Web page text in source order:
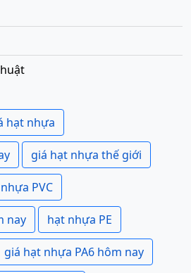
hạt nhựa
giá hạt nhựa thế giới
PVC
nay hạt nhựa PE
giá hạt nhựa PA6 hôm nay